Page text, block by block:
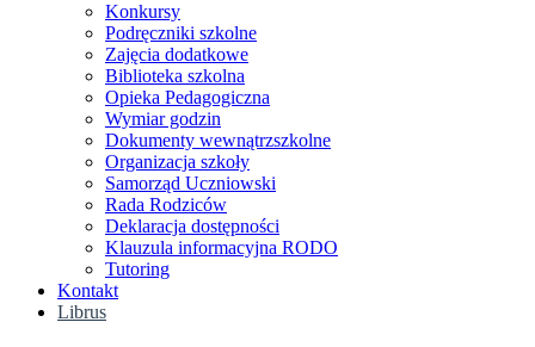
Konkursy
Podręczniki szkolne
Zajęcia dodatkowe
Biblioteka szkolna
Opieka Pedagogiczna
Wymiar godzin
Dokumenty wewnątrzszkolne
Organizacja szkoły
Samorząd Uczniowski
Rada Rodziców
Deklaracja dostępności
Klauzula informacyjna RODO
Tutoring
Kontakt
Librus